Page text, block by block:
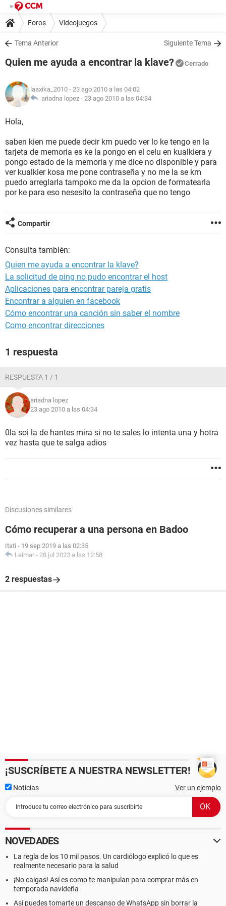
Foros Videojuegos
Tema Anterior Siguiente Tema
Quien me ayuda a encontrar la klave? Cerrado
laaxika_2010 - 23 ago 2010 a las 04:02
ariadna lopez - 23 ago 2010 a las 04:34
Hola,
saben kien me puede decir km puedo ver lo ke tengo en la
tarjeta de memoria es ke la pongo en el celu en kualkiera y
pongo estado de la memoria y me dice no disponible y para
ver kualkier kosa me pone contraseña y no me la se km
puedo arreglarla tampoko me da la opcion de formatearla
por ke para eso nesesito la contraseña que no tengo
Compartir
Consulta también:
Quien me ayuda a encontrar la klave?
La solicitud de ping no pudo encontrar el host
Aplicaciones para encontrar pareja gratis
Encontrar a alguien en facebook
Cómo encontrar una canción sin saber el nombre
Como encontrar direcciones
1 respuesta
RESPUESTA 1 / 1
ariadna lopez
23 ago 2010 a las 04:34
0la soi la de hantes mira si no te sales lo intenta una y hotra
vez hasta que te salga adios
Discusiones similares
Cómo recuperar a una persona en Badoo
Itati - 19 sep 2019 a las 02:35
Leimar - 28 jul 2023 a las 12:58
2 respuestas
¡SUSCRÍBETE A NUESTRA NEWSLETTER!
Noticias Ver un ejemplo
NOVEDADES
La regla de los 10 mil pasos. Un cardiólogo explicó lo que es
realmente necesario para la salud
¡No caigas! Así es como te manipulan para comprar más en
temporada navideña
Así puedes tomarte un descanso de WhatsApp sin borrar la